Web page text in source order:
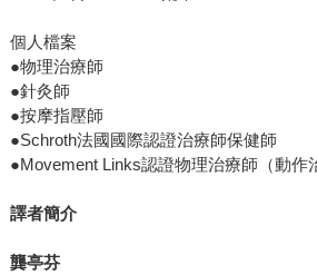
個人檔案
●物理治療師
●針灸師
●按摩指壓師
●Schroth法國國際認證治療師保健師
●Movement Links認證物理治療師（動作
譯者簡介
龔亭芬